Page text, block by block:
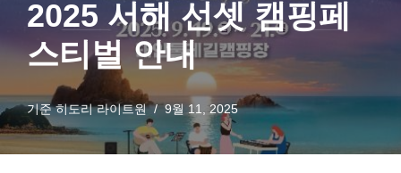
2025 서해 선셋 캠핑페
스티벌 안내
기준히도리 라이트원 9월 11, 2025